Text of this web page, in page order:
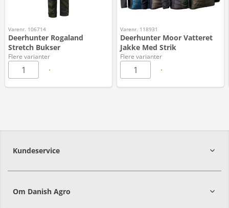
Varenr. 106714
Deerhunter Rogaland
Stretch Bukser
Flere varianter
Varenr. 118931
Deerhunter Moor Vatteret
Jakke Med Strik
Flere varianter
Kundeservice
Om Danish Agro